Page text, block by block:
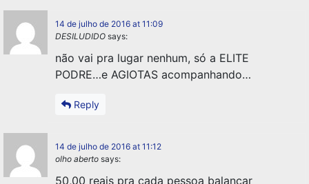
14 de julho de 2016 at 11:09
DESILUDIDO says:
não vai pra lugar nenhum, só a ELITE
PODRE…e AGIOTAS acompanhando…
Reply
14 de julho de 2016 at 11:12
olho aberto says:
50,00 reais pra cada pessoa balançar